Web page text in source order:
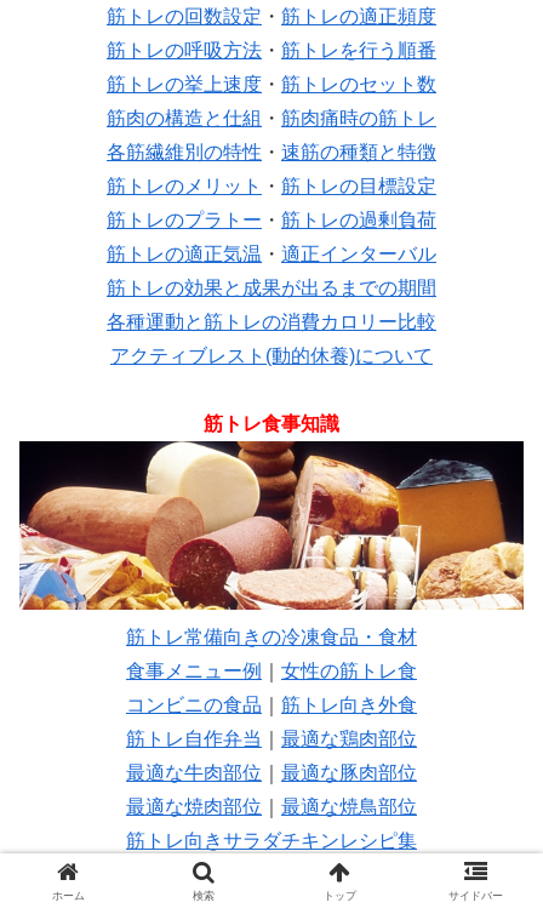
筋トレの回数設定 ・ 筋トレの適正頻度
筋トレの呼吸方法 ・ 筋トレを行う順番
筋トレの挙上速度 ・ 筋トレのセット数
筋肉の構造と仕組 ・ 筋肉痛時の筋トレ
各筋繊維別の特性 ・ 速筋の種類と特徴
筋トレのメリット
・ 筋トレの目標設定
筋トレのプラトー ・ 筋トレの過剰負荷
筋トレの適正気温 ・ 適正インターバル
筋トレの効果と成果が出るまでの期間
各種運動と筋トレの消費カロリー比較
アクティブレスト(動的休養)について
筋トレ食事知識
筋トレ常備向きの冷凍食品・食材
食事メニュー例
女性の筋トレ食
コンビニの食品
筋トレ向き外食
筋トレ自作弁当
最適な鶏肉部位
最適な牛肉部位
最適な豚肉部位
最適な焼肉部位
最適な焼鳥部位
筋トレ向きサラダチキンレシピ集
筋トレ向きステーキの種類と部位
ホーム 検索 トップ サイドバー